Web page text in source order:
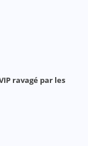
ravagé par les